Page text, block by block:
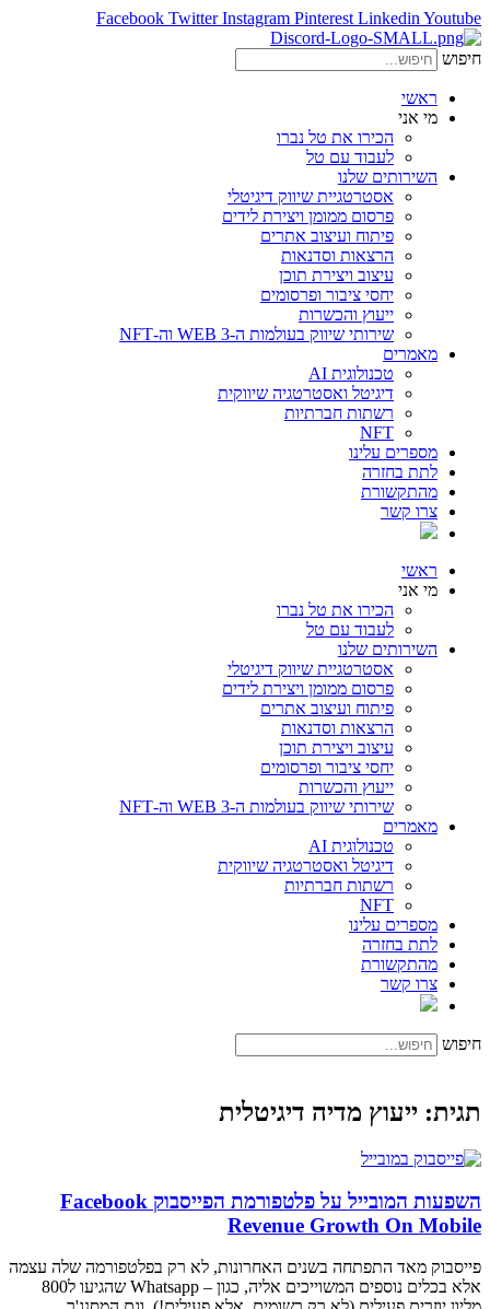
Facebook Twitter Instagram Pinterest Linkedin Youtube
חיפוש
ראשי
מי אני
הכירו את טל נברו
לעבוד עם טל
השירותים שלנו
אסטרטגיית שיווק דיגיטלי
פרסום ממומן ויצירת לידים
פיתוח ועיצוב אתרים
הרצאות וסדנאות
עיצוב ויצירת תוכן
יחסי ציבור ופרסומים
ייעוץ והכשרות
שירותי שיווק בעולמות ה-WEB 3 וה-NFT
מאמרים
טכנולוגית AI
דיגיטל ואסטרטגיה שיווקית
רשתות חברתיות
NFT
מספרים עלינו
לתת בחזרה
מהתקשורת
צרו קשר
ראשי
מי אני
הכירו את טל נברו
לעבוד עם טל
השירותים שלנו
אסטרטגיית שיווק דיגיטלי
פרסום ממומן ויצירת לידים
פיתוח ועיצוב אתרים
הרצאות וסדנאות
עיצוב ויצירת תוכן
יחסי ציבור ופרסומים
ייעוץ והכשרות
שירותי שיווק בעולמות ה-WEB 3 וה-NFT
מאמרים
טכנולוגית AI
דיגיטל ואסטרטגיה שיווקית
רשתות חברתיות
NFT
מספרים עלינו
לתת בחזרה
מהתקשורת
צרו קשר
חיפוש
תגית: ייעוץ מדיה דיגיטלית
השפעות המובייל על פלטפורמת הפייסבוק Facebook
Revenue Growth On Mobile
פייסבוק מאד התפתחה בשנים האחרונות, לא רק בפלטפורמה שלה עצמה
אלא בכלים נוספים המשוייכים אליה, כגון – Whatsapp שהגיעו ל800